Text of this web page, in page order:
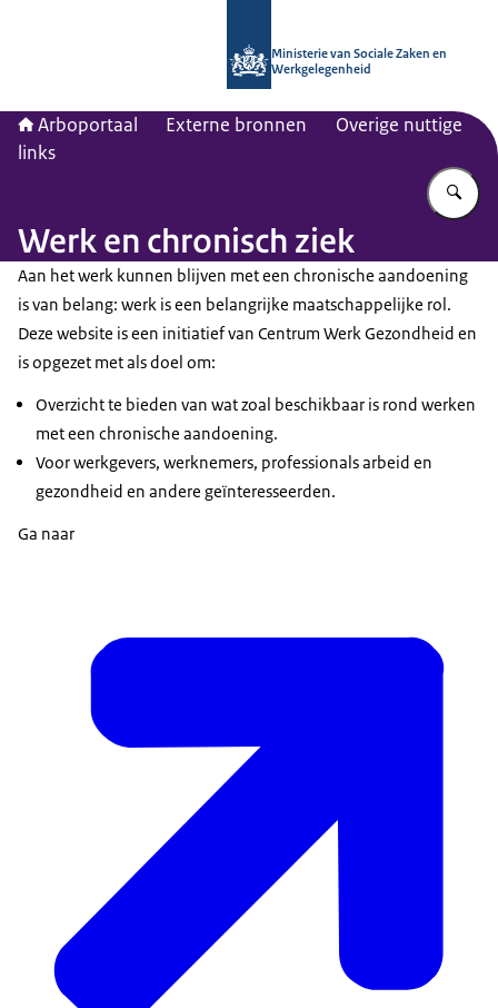
Ministerie van Sociale Zaken en
Werkgelegenheid
Arboportaal Externe bronnen
Overige nuttige
links
Werk en chronisch ziek
Aan het werk kunnen blijven met een chronische aandoening
is van belang: werk is een belangrijke maatschappelijke rol.
Deze website is een initiatief van Centrum Werk Gezondheid en
is opgezet met als doel om:
Overzicht te bieden van wat zoal beschikbaar is rond werken
met een chronische aandoening.
Voor werkgevers, werknemers, professionals arbeid en
gezondheid en andere geïnteresseerden.
Ga naar